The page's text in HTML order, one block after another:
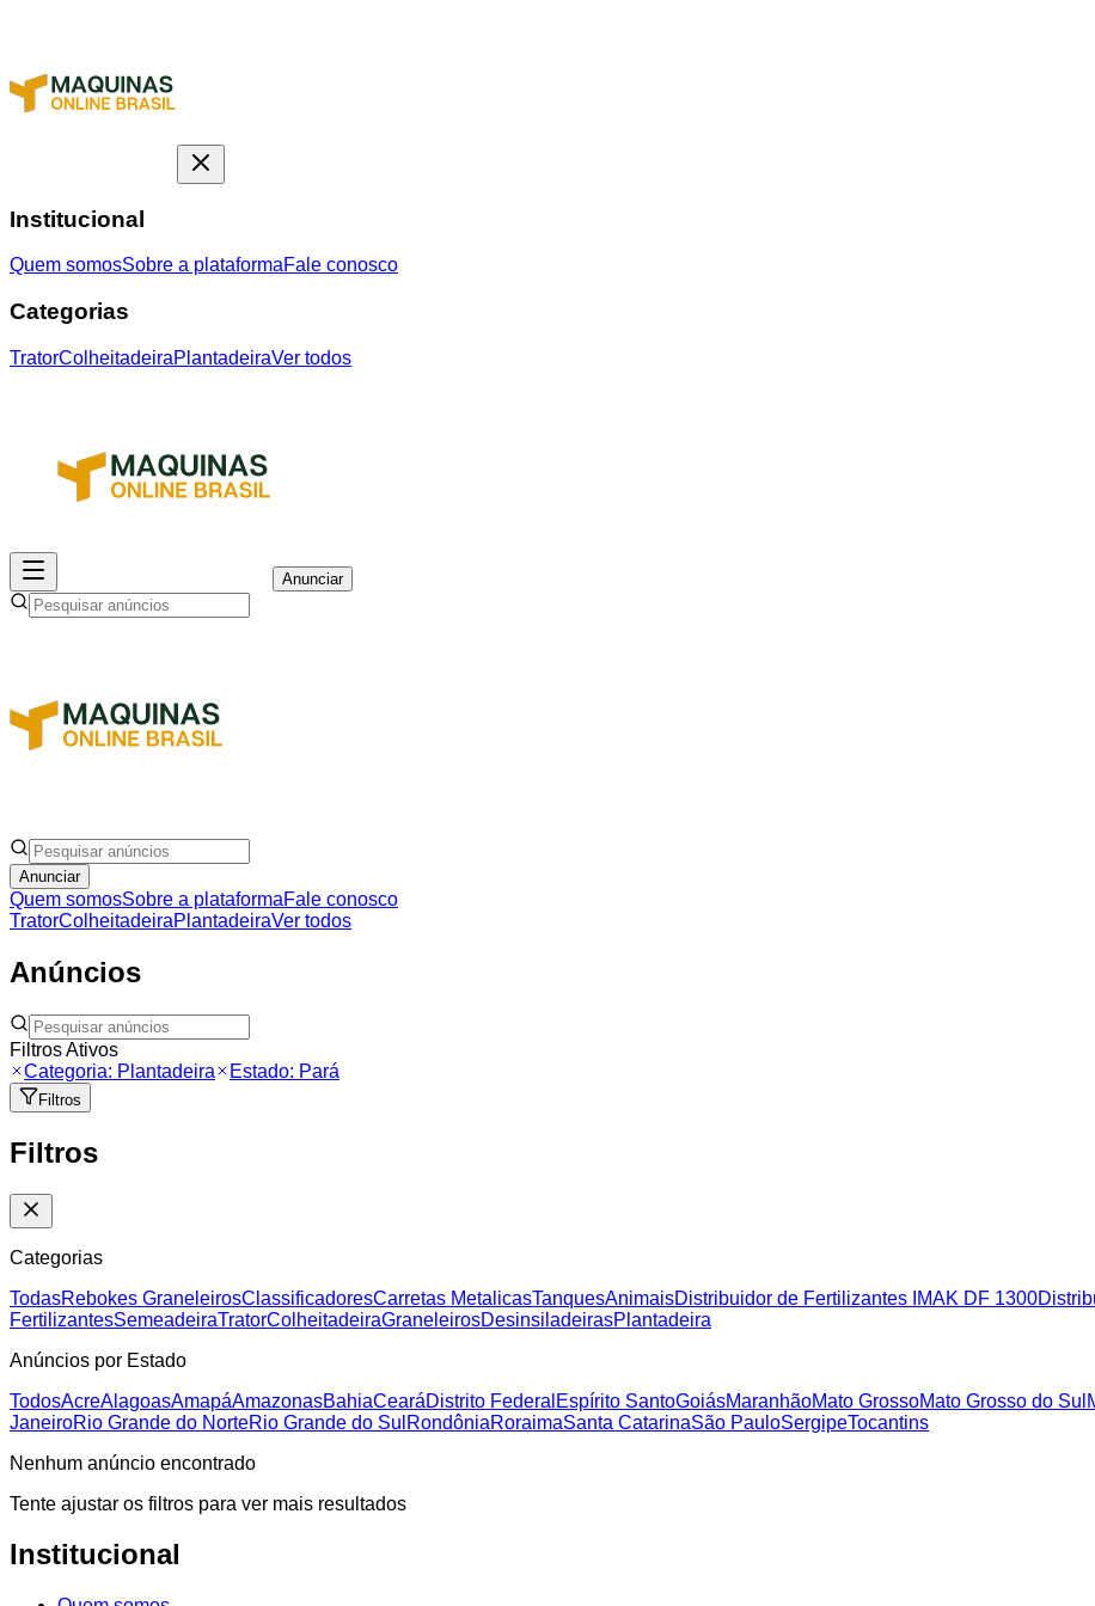
Institucional
Quem somosSobre a plataformaFale conosco
Categorias
TratorColheitadeiraPlantadeiraVer todos
Anunciar
Anunciar
Quem somosSobre a plataformaFale conosco
TratorColheitadeiraPlantadeiraVer todos
Anúncios
Filtros Ativos
Categoria: Plantadeira Estado: Pará
Filtros
Filtros
Categorias
TodasRebokes GraneleirosClassificadoresCarretas MetalicasTanquesAnimaisDistribuidor de Fertilizantes IMAK DF 1300
FertilizantesSemeadeiraTratorColheitadeiraGraneleirosDesinsiladeirasPlantadeira
Anúncios por Estado
TodosAcreAlagoasAmapáAmazonasBahiaCearáDistrito Federal Espírito SantoGoiásMaranhãoMato GrossoMato Grosso do Sul
JaneiroRio Grande do NorteRio Grande do Sul RondôniaRoraimaSanta CatarinaSão PauloSergipeTocantins
Nenhum anúncio encontrado
Tente ajustar os filtros para ver mais resultados
Institucional